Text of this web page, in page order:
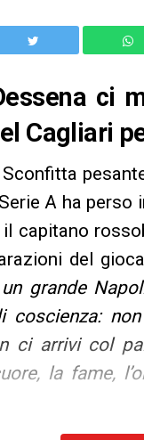
ci
Cagliari
Sconfitta
A ha perso
capitano
del
grande
coscienza:
ci arrivi col
la fame,